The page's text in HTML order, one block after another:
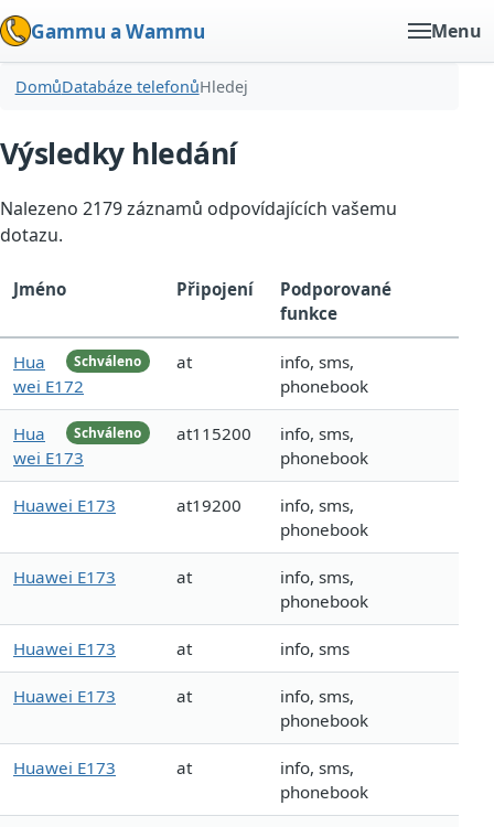
Gammu a Wammu Menu
DomůDatabáze telefonůHledej
Výsledky hledání
Nalezeno 2179 záznamů odpovídajících vašemu
dotazu.
Jméno Připojení
Podporované
funkce
Schváleno
Hua
wei E172
at
info, sms,
phonebook
Schváleno
Hua
wei E173
at115200
info, sms,
phonebook
Huawei E173 at19200
info, sms,
phonebook
Huawei E173 at
info, sms,
phonebook
Huawei E173 at info, sms
Huawei E173 at
info, sms,
phonebook
Huawei E173 at
info, sms,
phonebook